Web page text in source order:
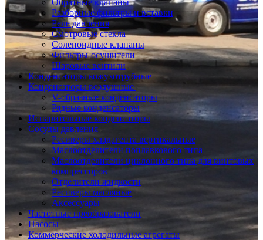
Обратные клапаны
Разборные фильтры и вставки
Реле давления
Смотровые стекла
Соленоидные клапаны
Фильтры-осушители
Шаровые вентили
Конденсаторы кожухотрубные
Конденсаторы воздушные
V-образные конденсаторы
Рядные конденсаторы
Испарительные конденсаторы
Сосуды давления
Ресиверы хладагента вертикальные
Маслоотделители поплавкового типа
Маслоотделители циклонного типа для винтовых
компрессоров
Отделители жидкости
Ресиверы масляные
Аксессуары
Частотные преобразователи
Насосы
Коммерческие холодильные агрегаты